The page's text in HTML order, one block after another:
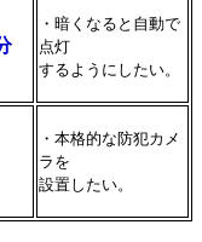
・暗くなると自動で
点灯
するようにしたい。
・本格的な防犯カメ
ラを
設置したい。